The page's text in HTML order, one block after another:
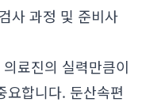
사 과정 및 준비사
료진의 실력만큼이
요합니다. 둔산속편